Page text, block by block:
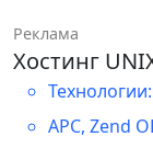
Реклама
Хостинг
APC, Zend